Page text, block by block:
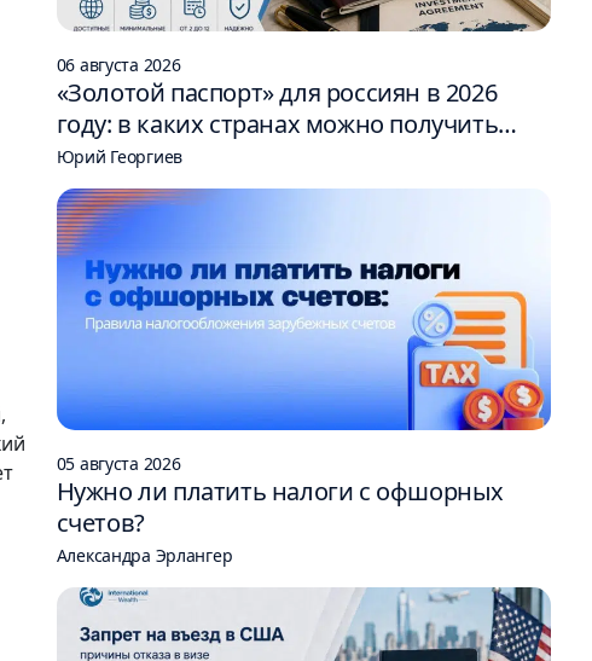
06 августа 2026
«Золотой паспорт» для россиян в 2026
году: в каких странах можно получить
гражданство за инвестиции
Юрий Георгиев
05 августа 2026
Нужно ли платить налоги с офшорных
счетов?
Александра Эрлангер